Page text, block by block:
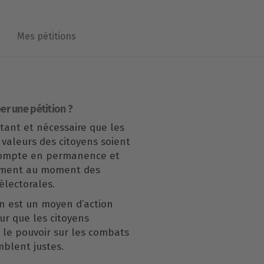
Mes pétitions
une pétition ?
et nécessaire que les
des citoyens soient
en permanence et
au moment des
est un moyen d’action
que les citoyens
pouvoir sur les combats
justes.